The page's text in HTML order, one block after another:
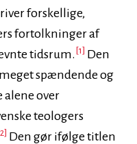
forskellige,
fortolkninger af
tidsrum.[1] Den
spændende og
alene over
teologers
Den gør ifølge titlen